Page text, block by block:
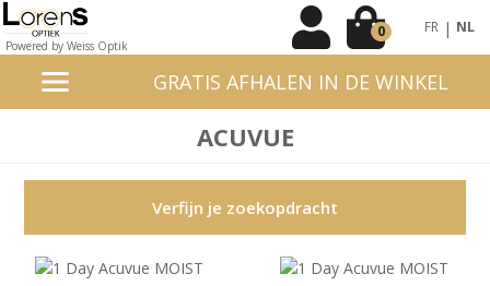
Powered by Weiss Optik
0 FR | NL
GRATIS AFHALEN IN DE WINKEL
ACUVUE
Verfijn je zoekopdracht